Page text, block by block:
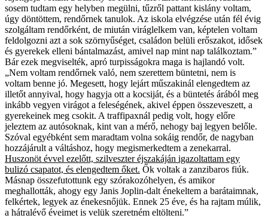
sosem tudtam egy helyben megülni, tűzről pattant kislány voltam,
úgy döntöttem, rendőrnek tanulok. Az iskola elvégzése után fél évig
szolgáltam rendőrként, de miután viráglelkem van, képtelen voltam
feldolgozni azt a sok szörnyűséget, családon belüli erőszakot, idősek
és gyerekek elleni bántalmazást, amivel nap mint nap találkoztam.”
Bár ezek megviselték, apró turpisságokra maga is hajlandó volt.
„Nem voltam rendőrnek való, nem szerettem büntetni, nem is
voltam benne jó. Megesett, hogy lejárt műszakinál elengedtem az
illetőt annyival, hogy hagyja ott a kocsiját, és a büntetés árából meg
inkább vegyen virágot a feleségének, akivel éppen összeveszett, a
gyerekeinek meg csokit. A traffipaxnál pedig volt, hogy előre
jeleztem az autósoknak, kint van a mérő, nehogy baj legyen belőle.
Szóval egyébként sem maradtam volna sokáig rendőr, de nagyban
hozzájárult a váltáshoz, hogy megismerkedtem a zenekarral.
Huszonöt évvel ezelőtt, szilveszter éjszakáján igazoltattam egy
bulizó csapatot, és elengedtem őket. Ők voltak a zanzibaros fiúk.
Másnap összefutottunk egy szórakozóhelyen, és amikor
meghallották, ahogy egy Janis Joplin-dalt énekeltem a barátaimnak,
felkértek, legyek az énekesnőjük. Ennek 25 éve, és ha rajtam múlik,
a hátralévő éveimet is velük szeretném eltölteni.”